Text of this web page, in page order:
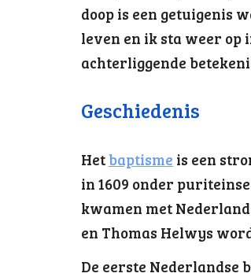
doop is een getuigenis
leven en ik sta weer op
achterliggende
Geschiedenis
Het baptisme is een
in 1609 onder
kwamen met
en Thomas Helwys
De eerste Nederlandse